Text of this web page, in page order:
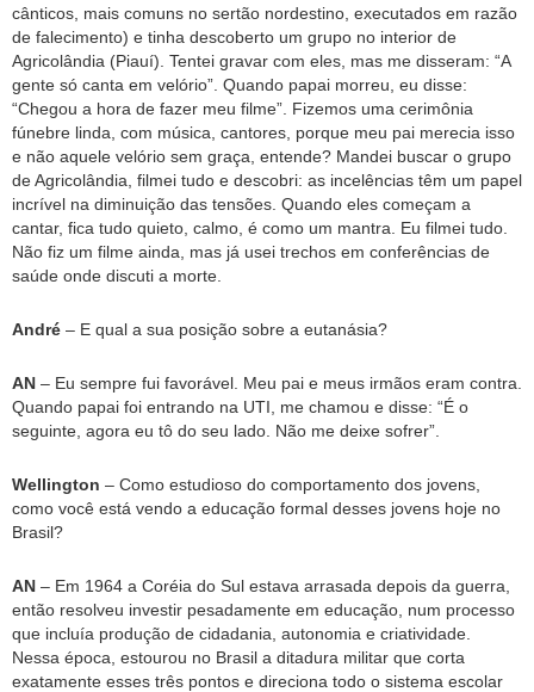
cânticos, mais comuns no sertão nordestino, executados em razão
de falecimento) e tinha descoberto um grupo no interior de
Agricolândia (Piauí). Tentei gravar com eles, mas me disseram: “A
gente só canta em velório”. Quando papai morreu, eu disse:
“Chegou a hora de fazer meu filme”. Fizemos uma cerimônia
fúnebre linda, com música, cantores, porque meu pai merecia isso
e não aquele velório sem graça, entende? Mandei buscar o grupo
de Agricolândia, filmei tudo e descobri: as incelências têm um papel
incrível na diminuição das tensões. Quando eles começam a
cantar, fica tudo quieto, calmo, é como um mantra. Eu filmei tudo.
Não fiz um filme ainda, mas já usei trechos em conferências de
saúde onde discuti a morte.
André – E qual a sua posição sobre a eutanásia?
AN – Eu sempre fui favorável. Meu pai e meus irmãos eram contra.
Quando papai foi entrando na UTI, me chamou e disse: “É o
seguinte, agora eu tô do seu lado. Não me deixe sofrer”.
Wellington – Como estudioso do comportamento dos jovens,
como você está vendo a educação formal desses jovens hoje no
Brasil?
AN – Em 1964 a Coréia do Sul estava arrasada depois da guerra,
então resolveu investir pesadamente em educação, num processo
que incluía produção de cidadania, autonomia e criatividade.
Nessa época, estourou no Brasil a ditadura militar que corta
exatamente esses três pontos e direciona todo o sistema escolar